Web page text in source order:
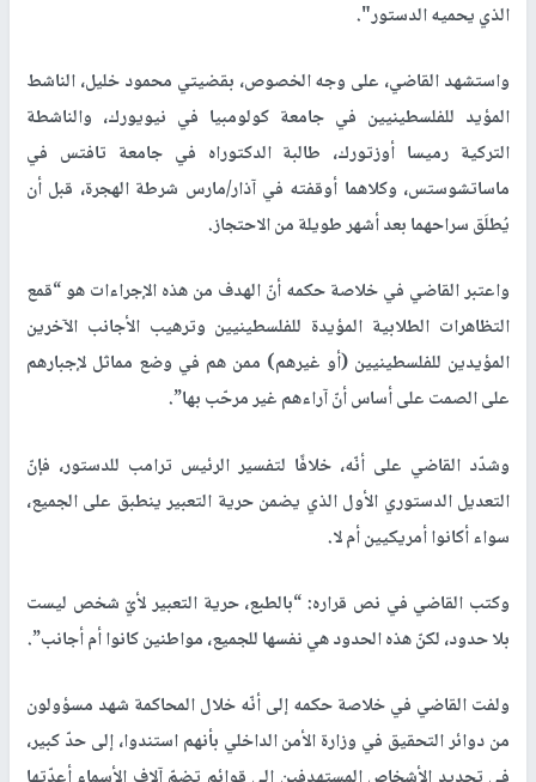
الذي يحميه الدستور".
واستشهد القاضي، على وجه الخصوص، بقضيتي محمود خليل، الناشط
المؤيد للفلسطينيين في جامعة كولومبيا في نيويورك، والناشطة
التركية رميسا أوزتورك، طالبة الدكتوراه في جامعة تافتس في
ماساتشوستس، وكلاهما أوقفته في آذار/مارس شرطة الهجرة، قبل أن
يُطلَق سراحهما بعد أشهر طويلة من الاحتجاز.
واعتبر القاضي في خلاصة حكمه أنّ الهدف من هذه الإجراءات هو “قمع
التظاهرات الطلابية المؤيدة للفلسطينيين وترهيب الأجانب الآخرين
المؤيدين للفلسطينيين (أو غيرهم) ممن هم في وضع مماثل لإجبارهم
على الصمت على أساس أنّ آراءهم غير مرحّب بها”.
وشدّد القاضي على أنّه، خلافًا لتفسير الرئيس ترامب للدستور، فإنّ
التعديل الدستوري الأول الذي يضمن حرية التعبير ينطبق على الجميع،
سواء أكانوا أمريكيين أم لا.
وكتب القاضي في نص قراره: “بالطبع، حرية التعبير لأيّ شخص ليست
بلا حدود، لكنّ هذه الحدود هي نفسها للجميع، مواطنين كانوا أم أجانب”.
ولفت القاضي في خلاصة حكمه إلى أنّه خلال المحاكمة شهد مسؤولون
من دوائر التحقيق في وزارة الأمن الداخلي بأنهم استندوا، إلى حدّ كبير،